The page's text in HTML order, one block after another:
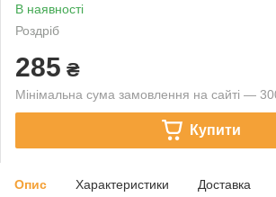
В наявності
Роздріб
285 ₴
Мінімальна сума замовлення на сайті —
Купити
Опис Характеристики Доставка